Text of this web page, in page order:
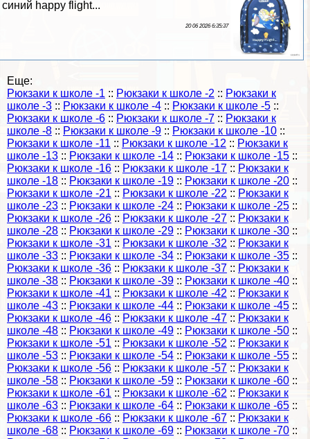
синий happy flight...
20 06 2026 6:35:37
Еще:
Рюкзаки к школе -1 :: Рюкзаки к школе -2 :: Рюкзаки к
школе -3 :: Рюкзаки к школе -4 :: Рюкзаки к школе -5 ::
Рюкзаки к школе -6 :: Рюкзаки к школе -7 :: Рюкзаки к
школе -8 :: Рюкзаки к школе -9 :: Рюкзаки к школе -10 ::
Рюкзаки к школе -11 :: Рюкзаки к школе -12 :: Рюкзаки к
школе -13 :: Рюкзаки к школе -14 :: Рюкзаки к школе -15 ::
Рюкзаки к школе -16 :: Рюкзаки к школе -17 :: Рюкзаки к
школе -18 :: Рюкзаки к школе -19 :: Рюкзаки к школе -20 ::
Рюкзаки к школе -21 :: Рюкзаки к школе -22 :: Рюкзаки к
школе -23 :: Рюкзаки к школе -24 :: Рюкзаки к школе -25 ::
Рюкзаки к школе -26 :: Рюкзаки к школе -27 :: Рюкзаки к
школе -28 :: Рюкзаки к школе -29 :: Рюкзаки к школе -30 ::
Рюкзаки к школе -31 :: Рюкзаки к школе -32 :: Рюкзаки к
школе -33 :: Рюкзаки к школе -34 :: Рюкзаки к школе -35 ::
Рюкзаки к школе -36 :: Рюкзаки к школе -37 :: Рюкзаки к
школе -38 :: Рюкзаки к школе -39 :: Рюкзаки к школе -40 ::
Рюкзаки к школе -41 :: Рюкзаки к школе -42 :: Рюкзаки к
школе -43 :: Рюкзаки к школе -44 :: Рюкзаки к школе -45 ::
Рюкзаки к школе -46 :: Рюкзаки к школе -47 :: Рюкзаки к
школе -48 :: Рюкзаки к школе -49 :: Рюкзаки к школе -50 ::
Рюкзаки к школе -51 :: Рюкзаки к школе -52 :: Рюкзаки к
школе -53 :: Рюкзаки к школе -54 :: Рюкзаки к школе -55 ::
Рюкзаки к школе -56 :: Рюкзаки к школе -57 :: Рюкзаки к
школе -58 :: Рюкзаки к школе -59 :: Рюкзаки к школе -60 ::
Рюкзаки к школе -61 :: Рюкзаки к школе -62 :: Рюкзаки к
школе -63 :: Рюкзаки к школе -64 :: Рюкзаки к школе -65 ::
Рюкзаки к школе -66 :: Рюкзаки к школе -67 :: Рюкзаки к
школе -68 :: Рюкзаки к школе -69 :: Рюкзаки к школе -70 ::